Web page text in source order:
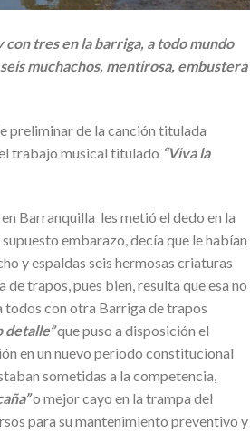
con tres en la barriga, a todo mundo
muchachos, mentirosa, embustera
preliminar de la canción titulada
trabajo musical titulado “Viva la
Barranquilla les metió el dedo en la
embarazo, decía que le habían
y espaldas seis hermosas criaturas
trapos, pues bien, resulta que esa no
todos con otra Barriga de trapos
detalle”que puso a disposición el
en un nuevo periodo constitucional
sometidas a la competencia,
o mejor cayo en la trampa del
para su mantenimiento preventivo y